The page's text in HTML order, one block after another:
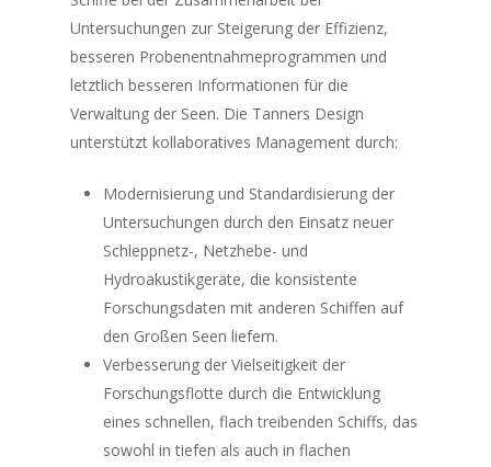
Untersuchungen zur Steigerung der Effizienz,
besseren Probenentnahmeprogrammen und
letztlich besseren Informationen für die
Verwaltung der Seen. Die Tanners Design
unterstützt kollaboratives Management durch:
Modernisierung und Standardisierung der
Untersuchungen durch den Einsatz neuer
Schleppnetz-, Netzhebe- und
Hydroakustikgeräte, die konsistente
Forschungsdaten mit anderen Schiffen auf
den Großen Seen liefern.
Verbesserung der Vielseitigkeit der
Forschungsflotte durch die Entwicklung
eines schnellen, flach treibenden Schiffs, das
sowohl in tiefen als auch in flachen